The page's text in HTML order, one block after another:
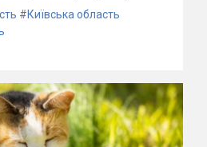
#Київська область